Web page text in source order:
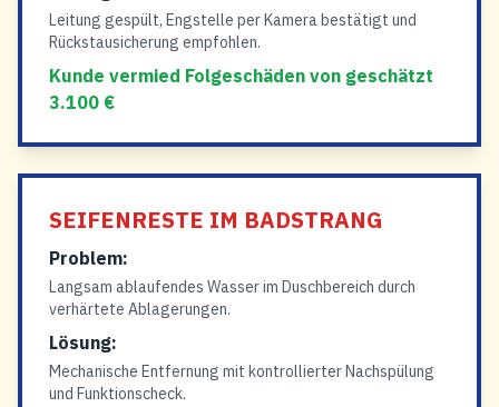
Leitung gespült, Engstelle per Kamera bestätigt und
Rückstausicherung empfohlen.
Kunde vermied Folgeschäden von geschätzt
3.100 €
SEIFENRESTE IM BADSTRANG
Problem:
Langsam ablaufendes Wasser im Duschbereich durch
verhärtete Ablagerungen.
Lösung:
Mechanische Entfernung mit kontrollierter Nachspülung
und Funktionscheck.